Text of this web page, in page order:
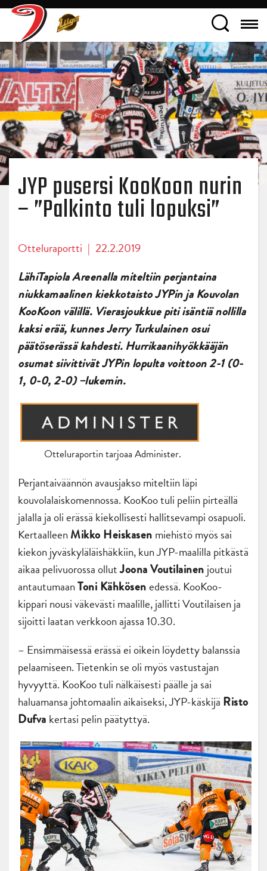
JYP pusersi KooKoon nurin
– ”Palkinto tuli lopuksi”
Otteluraportti | 22.2.2019
LähiTapiola Areenalla miteltiin perjantaina
niukkamaalinen kiekkotaisto JYPin ja Kouvolan
KooKoon välillä. Vierasjoukkue piti isäntiä nollilla
kaksi erää, kunnes Jerry Turkulainen osui
päätöserässä kahdesti. Hurrikaanihyökkääjän
osumat siivittivät JYPin lopulta voittoon 2-1 (0-
1, 0-0, 2-0) –lukemin.
Otteluraportin tarjoaa Administer.
Perjantaiväännön avausjakso miteltiin läpi
kouvolalaiskomennossa. KooKoo tuli peliin pirteällä
jalalla ja oli erässä kiekollisesti hallitsevampi osapuoli.
KertaalleenMikko Heiskasen miehistö myös sai
kiekon jyväskyläläishäkkiin, kun JYP-maalilla pitkästä
aikaa pelivuorossa ollutJoona Voutilainen joutui
antautumaanToni Kähkösenedessä. KooKoo-
kippari nousi väkevästi maalille, jallitti Voutilaisen ja
sijoitti laatan verkkoon ajassa 10.30.
– Ensimmäisessä erässä ei oikein löydetty balanssia
pelaamiseen. Tietenkin se oli myös vastustajan
hyvyyttä. KooKoo tuli nälkäisesti päälle ja sai
haluamansa johtomaalin aikaiseksi, JYP-käskijä Risto
Dufva kertasi pelin päätyttyä.